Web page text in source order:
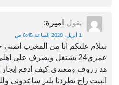
يقول اميرة:
1 أبريل، 2020 الساعة 6:45 ص
سلام عليكم انا من المغرب اتمنى
عمري24 بشتغل وبصرف
هد زروف ومعندي كيف ادفع
البيت راح يطردنا بليز ساعدوني